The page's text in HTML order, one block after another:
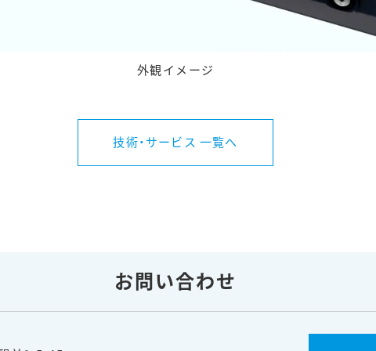
外観イメージ
技術・サービス 一覧へ
お問い合わせ